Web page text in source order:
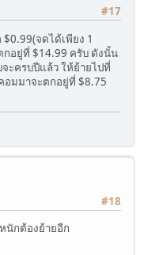
#17
จดได้เพียง 1